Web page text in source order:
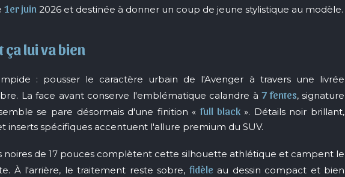
1er juin 2026 et destinée à donner un coup de jeune stylistique au modèle.
ça lui va bien
: pousser le caractère urbain de l'Avenger à travers une livrée
La face avant conserve l'emblématique calandre à7 fentes, signature
se pare désormais d'une finition «full black». Détails noir brillant,
inserts spécifiques accentuent l'allure premium du SUV.
noires de 17 pouces complètent cette silhouette athlétique et campent le
À l'arrière, le traitement reste sobre, fidèle au dessin compact et bien